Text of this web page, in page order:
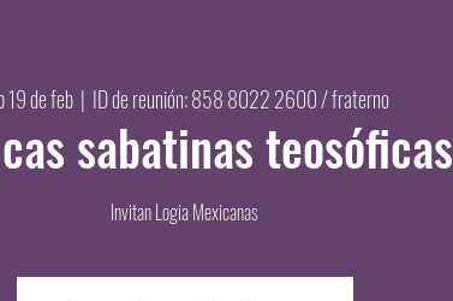
19 de feb
  |
ID de reunión: 858 8022 2600 / fraterno
sabatinas teosóficas
Invitan Logia Mexicanas